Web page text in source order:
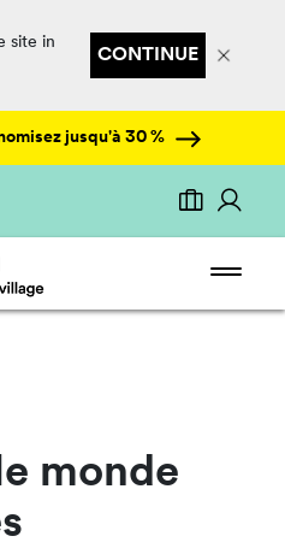
site in
CONTINUE
jusqu'à 30 %
monde